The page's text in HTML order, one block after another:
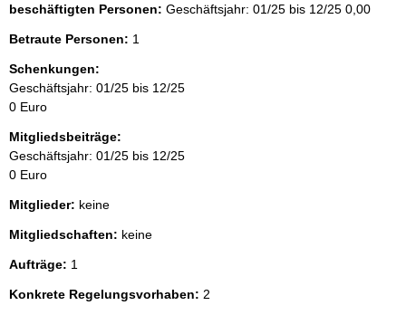
beschäftigten Personen: Geschäftsjahr: 01/25 bis 12/25 0,00
Betraute Personen: 1
Schenkungen:
Geschäftsjahr: 01/25 bis 12/25
0 Euro
Mitgliedsbeiträge:
Geschäftsjahr: 01/25 bis 12/25
0 Euro
Mitglieder: keine
Mitgliedschaften: keine
Aufträge: 1
Konkrete Regelungsvorhaben: 2